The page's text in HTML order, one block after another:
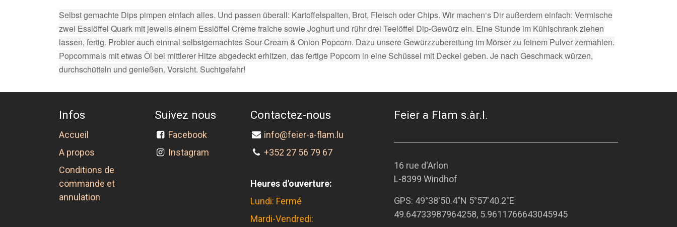
Selbst gemachte Dips pimpen einfach alles. Und passen überall: Kartoffelspalten, Brot, Fleisch oder Chips. Wir machen‘s Dir außerdem einfach: Vermische
zwei Esslöffel Quark mit jeweils einem Esslöffel Crème fraîche sowie Joghurt und rühr drei Teelöffel Dip-Gewürz ein. Eine Stunde im Kühlschrank ziehen
lassen, fertig. Probier auch einmal selbstgemachtes Sour-Cream & Onion Popcorn. Dazu unsere Gewürzzubereitung im Mörser zu feinem Pulver zermahlen.
Popcornmais mit etwas Öl bei mittlerer Hitze abgedeckt erhitzen, das fertige Popcorn in eine Schüssel mit Deckel geben. Je nach Geschmack würzen,
durchschütteln und genießen. Vorsicht. Suchtgefahr!
Infos
Accueil
A propos
Conditions de
commande et
annulation
Suivez nous
Facebook
Instagram
Contactez-nous
info@feier-a-flam.lu
+352 27 56 79 67
Heures d'ouverture:
Lundi: Fermé
Mardi-Vendredi:
Feier a Flam s.àr.l.
16 rue d'Arlon
L-8399 Windhof
GPS: 49°38'50.4"N 5°57'40.2"E
49.64733987964258, 5.9611766643045945